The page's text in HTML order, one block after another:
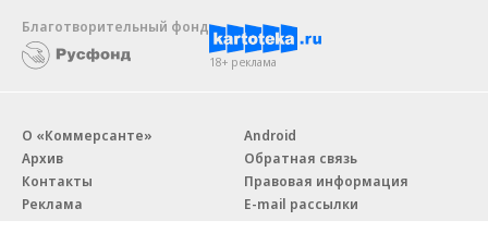
Благотворительный фонд
18+ реклама
О «Коммерсанте»
Архив
Контакты
Реклама
Android
Обратная связь
Правовая информация
E-mail рассылки